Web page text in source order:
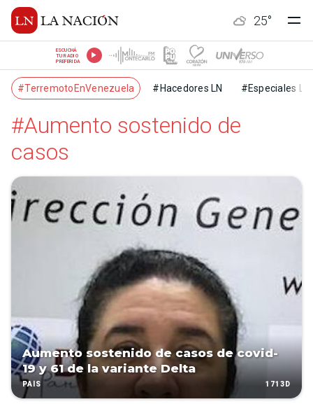
25°
ESCUCHÁ
TU RADIO
PREFERIDA
#TerremotoEnVenezuela #Hacedores LN #Especiales LN
#Aumento sostenido de
casos
Aumento sostenido de casos de covid-
19 y 61 de la variante Delta
PAÍS 1713D